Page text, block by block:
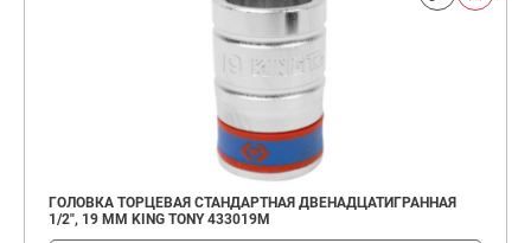
ГОЛОВКА ТОРЦЕВАЯ СТАНДАРТНАЯ ДВЕНАДЦАТИГРАННАЯ
1/2", 19 ММ KING TONY 433019M